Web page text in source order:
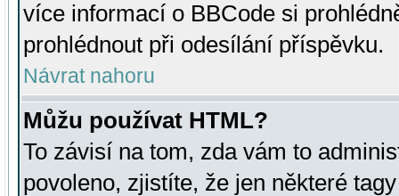
více informací o BBCode si
prohlédnout při odesílání příspěvku.
Návrat nahoru
Můžu používat HTML?
To závisí na tom, zda vám to
povoleno, zjistíte, že jen některé